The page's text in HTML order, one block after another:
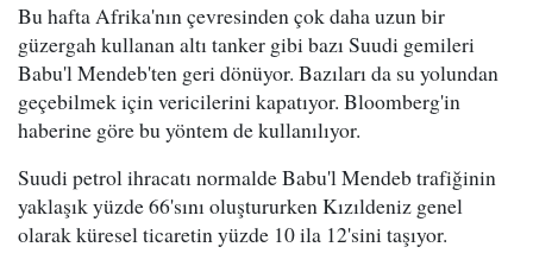
Bu hafta Afrika'nın çevresinden çok daha uzun bir
güzergah kullanan altı tanker gibi bazı Suudi gemileri
Babu'l Mendeb'ten geri dönüyor. Bazıları da su yolundan
geçebilmek için vericilerini kapatıyor. Bloomberg'in
haberine göre bu yöntem de kullanılıyor.
Suudi petrol ihracatı normalde Babu'l Mendeb trafiğinin
yaklaşık yüzde 66'sını oluştururken Kızıldeniz genel
olarak küresel ticaretin yüzde 10 ila 12'sini taşıyor.